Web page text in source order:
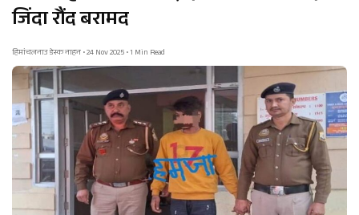
जिंदा रौंद बरामद
हिमांचलनाउ डेस्क नाहन • 24 Nov 2025 • 1 Min Read